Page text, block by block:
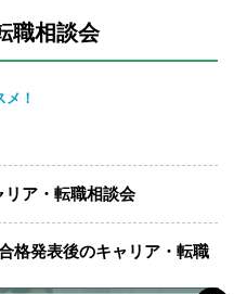
職相談会
！
ア・転職相談会
格発表後のキャリア・転職